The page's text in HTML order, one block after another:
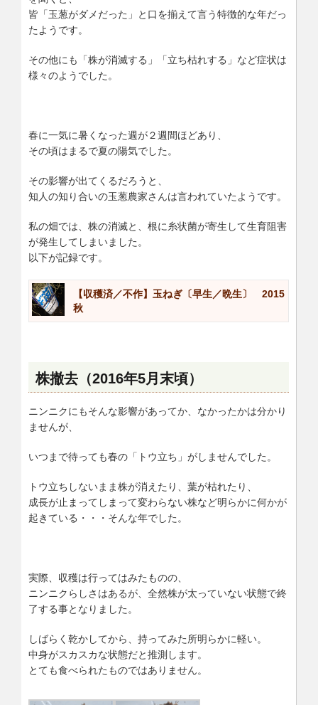
皆「玉葱がダメだった」と口を揃えて言う特徴的な年だっ
たようです。
その他にも「株が消滅する」「立ち枯れする」など症状は
様々のようでした。
春に一気に暑くなった週が２週間ほどあり、
その頃はまるで夏の陽気でした。
その影響が出てくるだろうと、
知人の知り合いの玉葱農家さんは言われていたようです。
私の畑では、株の消滅と、根に糸状菌が寄生して生育阻害
が発生してしまいました。
以下が記録です。
【収穫済／不作】玉ねぎ〔早生／晩生〕 2015
秋
株撤去（2016年5月末頃）
ニンニクにもそんな影響があってか、なかったかは分かり
ませんが、
いつまで待っても春の「トウ立ち」がしませんでした。
トウ立ちしないまま株が消えたり、葉が枯れたり、
成長が止まってしまって変わらない株など明らかに何かが
起きている・・・そんな年でした。
実際、収穫は行ってはみたものの、
ニンニクらしさはあるが、全然株が太っていない状態で終
了する事となりました。
しばらく乾かしてから、持ってみた所明らかに軽い。
中身がスカスカな状態だと推測します。
とても食べられたものではありません。